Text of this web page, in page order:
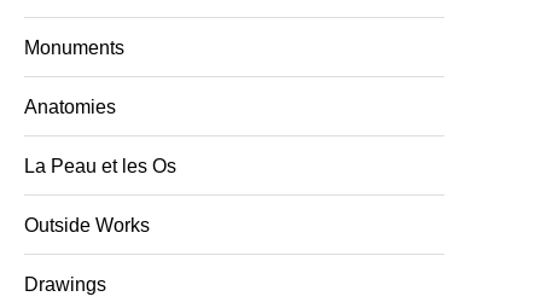
Monuments
Anatomies
La Peau et les Os
Outside Works
Drawings